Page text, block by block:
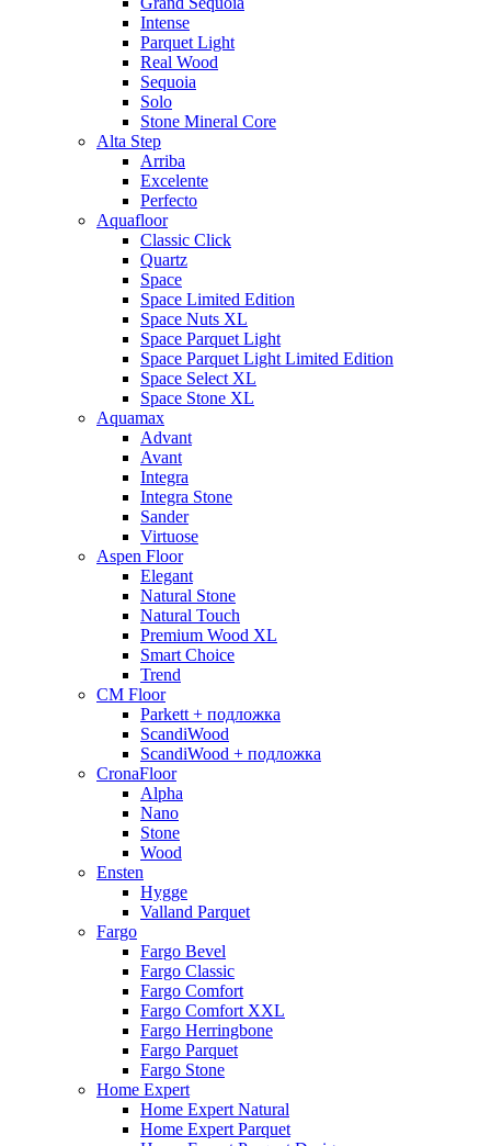
Intense
Parquet Light
Real Wood
Sequoia
Solo
Stone Mineral Core
Alta Step
Arriba
Excelente
Perfecto
Aquafloor
Classic Click
Quartz
Space
Space Limited Edition
Space Nuts XL
Space Parquet Light
Space Parquet Light Limited Edition
Space Select XL
Space Stone XL
Aquamax
Advant
Avant
Integra
Integra Stone
Sander
Virtuose
Aspen Floor
Elegant
Natural Stone
Natural Touch
Premium Wood XL
Smart Choice
Trend
CM Floor
Parkett + подложка
ScandiWood
ScandiWood + подложка
CronaFloor
Alpha
Nano
Stone
Wood
Ensten
Hygge
Valland Parquet
Fargo
Fargo Bevel
Fargo Classic
Fargo Comfort
Fargo Comfort XXL
Fargo Herringbone
Fargo Parquet
Fargo Stone
Home Expert
Home Expert Natural
Home Expert Parquet